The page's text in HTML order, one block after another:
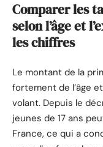
Comparer les
selon l’âge et
les chiffres
Le montant de la
fortement de l’âge
volant. Depuis le
jeunes de 17 ans
France, ce qui a